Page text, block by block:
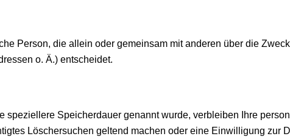
Person, die allein oder gemeinsam mit anderen über die
o. Ä.) entscheidet.
Speicherdauer genannt wurde, verbleiben Ihre
Löschersuchen geltend machen oder eine Einwilligung zur